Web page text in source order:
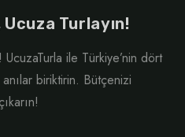
Turlayın!
ile Türkiye’nin dört
biriktirin. Bütçenizi